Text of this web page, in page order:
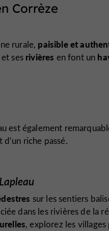
Corrèze
rurale, paisible et
et ses rivières en font un
est également
riche passé.
sur les sentiers
dans les rivières de la
, explorez les